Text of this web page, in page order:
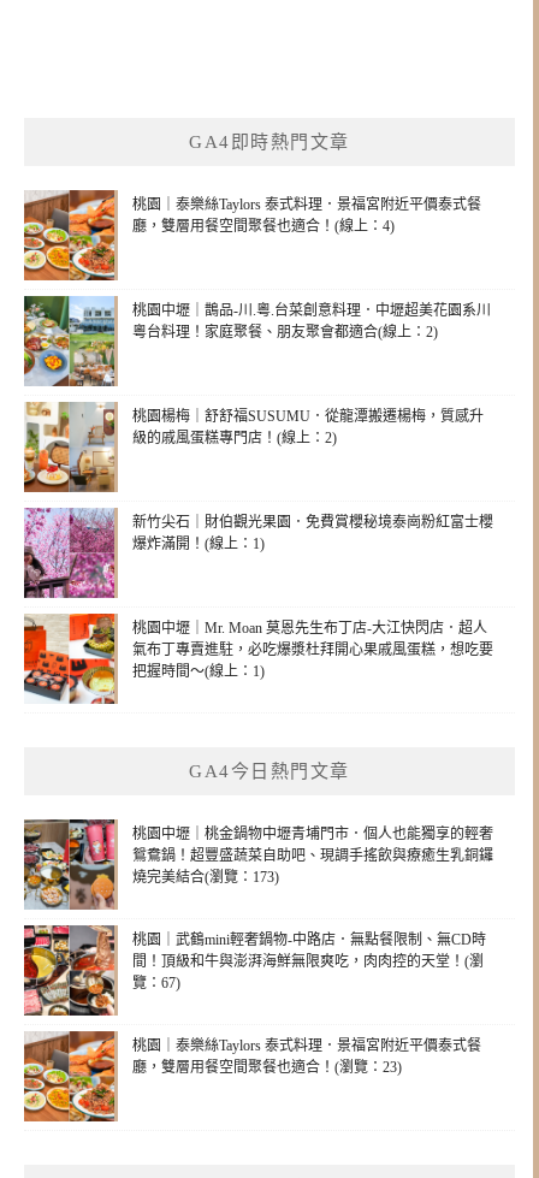
GA4即時熱門文章
桃園｜泰樂絲Taylors 泰式料理．景福宮附近平價泰式餐
廳，雙層用餐空間聚餐也適合！(線上：4)
桃園中壢｜鵲品-川.粵.台菜創意料理．中壢超美花園系川
粵台料理！家庭聚餐、朋友聚會都適合(線上：2)
桃園楊梅｜舒舒福SUSUMU．從龍潭搬遷楊梅，質感升
級的戚風蛋糕專門店！(線上：2)
新竹尖石｜財伯觀光果園．免費賞櫻秘境泰崗粉紅富士櫻
爆炸滿開！(線上：1)
桃園中壢｜Mr. Moan 莫恩先生布丁店-大江快閃店．超人
氣布丁專賣進駐，必吃爆漿杜拜開心果戚風蛋糕，想吃要
把握時間～(線上：1)
GA4今日熱門文章
桃園中壢｜桃金鍋物中壢青埔門市．個人也能獨享的輕奢
鴛鴦鍋！超豐盛蔬菜自助吧、現調手搖飲與療癒生乳銅鑼
燒完美結合(瀏覽：173)
桃園｜武鶴mini輕奢鍋物-中路店．無點餐限制、無CD時
間！頂級和牛與澎湃海鮮無限爽吃，肉肉控的天堂！(瀏
覽：67)
桃園｜泰樂絲Taylors 泰式料理．景福宮附近平價泰式餐
廳，雙層用餐空間聚餐也適合！(瀏覽：23)